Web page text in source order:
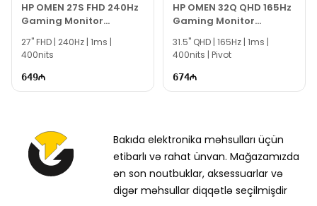
HP OMEN 27S FHD 240Hz
Gaming Monitor
780G5E9
27" FHD | 240Hz | 1ms |
400nits
649
HP OMEN 32Q QHD 165Hz
Gaming Monitor
780K0E9
31.5'' QHD | 165Hz | 1ms |
400nits | Pivot
674
Bakıda elektronika məhsulları üçün
etibarlı və rahat ünvan. Mağazamızda
ən son noutbuklar, aksessuarlar və
digər məhsullar diqqətlə seçilmişdir